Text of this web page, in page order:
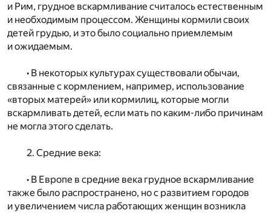
и Рим, грудное вскармливание считалось естественным
и необходимым процессом. Женщины кормили своих
детей грудью, и это было социально приемлемым
и ожидаемым.
• В некоторых культурах существовали обычаи,
связанные с кормлением, например, использование
«вторых матерей» или кормилиц, которые могли
вскармливать детей, если мать по каким-либо причинам
не могла этого сделать.
2. Средние века:
• В Европе в средние века грудное вскармливание
также было распространено, но с развитием городов
и увеличением числа работающих женщин возникла